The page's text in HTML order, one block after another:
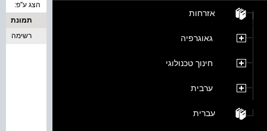
אזרחות
גאוגרפיה
חינוך טכנולוגי
ערבית
עברית
הצג ע''פ:
תמונת
כריכה
רשימה